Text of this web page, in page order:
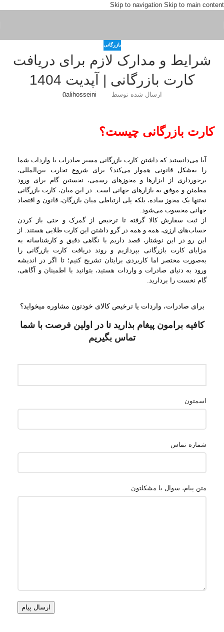
Skip to navigation Skip to main content
بازرگانی
شرایط و مدارک لازم برای دریافت
کارت بازرگانی | آپدیت 1404
ارسال شده توسط alihosseini
0
کارت بازرگانی چیست؟
آیا می‌دانستید که داشتن کارت بازرگانی مسیر صادرات یا واردات شما
را به‌شکل قانونی هموار می‌کند؟ برای شروع تجارت بین‌المللی،
برخورداری از ابزارها و مجوزهای رسمی، نخستین گام برای ورود
مطمئن و موفق به بازارهای جهانی است. در این میان، کارت بازرگانی
نه‌تنها یک مجوز ساده، بلکه پلی ارتباطی میان بازرگان، قانون و اقتصاد
جهانی محسوب می‌شود.
از ثبت سفارش کالا گرفته تا ترخیص از گمرک و حتی باز کردن
حساب‌های ارزی، همه و همه در گرو داشتن این کارت طلایی هستند. از
این رو در این نوشتار، قصد داریم با نگاهی دقیق و کارشناسانه به
مزایای کارت بازرگانی بپردازیم و روند دریافت کارت بازرگانی را
به‌صورت مختصر اما کاربردی برایتان تشریح کنیم؛ تا اگر در اندیشه
ورود به دنیای صادرات و واردات هستید، بتوانید با اطمینان و آگاهی،
گام نخست را بردارید.
برای صادرات، واردات یا ترخیص کالای خودتون مشاوره میخواید؟
کافیه برامون پیغام بذارید تا در اولین فرصت با شما
تماس بگیریم
اسمتون
شماره تماس
متن پیام، سوال یا مشکلتون